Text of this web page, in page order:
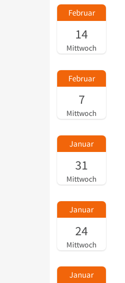
Februar
14
Mittwoch
Februar
7
Mittwoch
Januar
31
Mittwoch
Januar
24
Mittwoch
Januar